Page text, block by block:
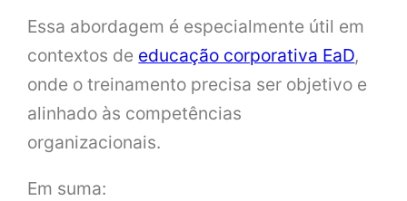
Essa abordagem é especialmente útil em
contextos de educação corporativa EaD,
onde o treinamento precisa ser objetivo e
alinhado às competências
organizacionais.
Em suma: